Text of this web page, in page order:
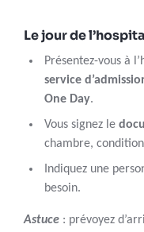
Le jour de
Présentez-vous à
service
One Day.
Vous signez le
chambre,
Indiquez une
besoin.
Astuce : prévoyez